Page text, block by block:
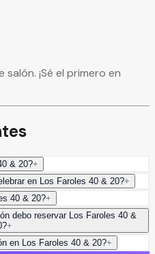
¡Sé el primero en
& 20?+
en Los Faroles 40 & 20?+
40 & 20?+
debo reservar Los Faroles 40 &
+
en Los Faroles 40 & 20?+